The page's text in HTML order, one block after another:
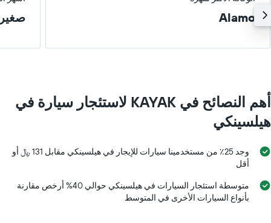
Alamo
أهم النصائح في KAYAK لاستئجار سيارة في
هيلسينكي
وجد 25٪ من مستخدمينا سيارات للإيجار في هيلسينكي مقابل 131 ﷼ أو
أقل
متوسطة استئجار السيارات في هيلسينكي حوالي 40% أرخص مقارنة
بأنواع السيارات الأخرى في المتوسط